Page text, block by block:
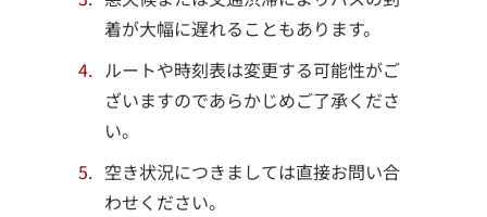
着が大幅に遅れることもあります。
ルートや時刻表は変更する可能性がご
ざいますのであらかじめご了承くださ
い。
空き状況につきましては直接お問い合
わせください。